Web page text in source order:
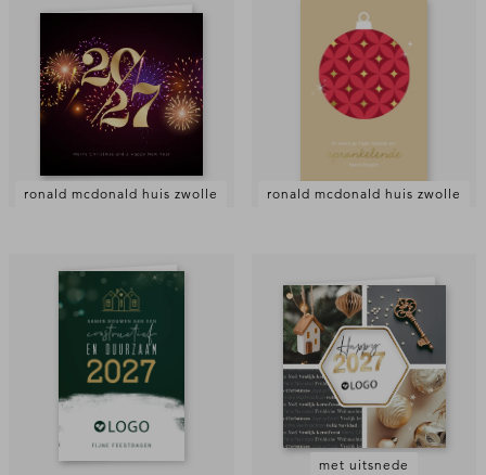
ronald mcdonald huis zwolle ronald mcdonald huis zwolle
met uitsnede